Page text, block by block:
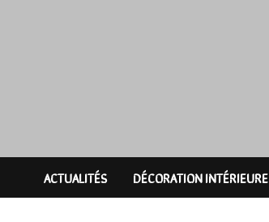
ACTUALITÉS DÉCORATION INTÉRIEURE